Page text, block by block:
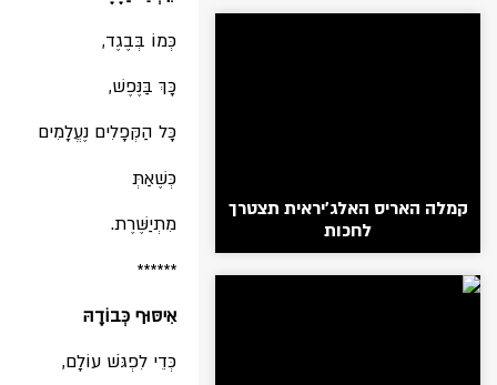
קמלה האריס האלג'יראית תצטרך
לחכות
כְּמוֹ בְּבֶגֶד,
כָּךְ בַּנֶּפֶשׁ,
כָּל הַקְּפָלִים נֶעֱלָמִים
כְּשֶׁאַתְּ
מִתְיַשֶּׁרֶת.
******
אִיסּוּף כְּבוֹדָהּ
כְּדֵי לִפְגֹּשׁ עוֹלָם,